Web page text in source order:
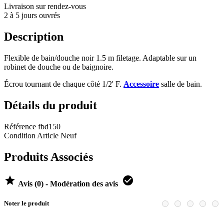
Livraison sur rendez-vous
2 à 5 jours ouvrés
Description
Flexible de bain/douche noir 1.5 m filetage. Adaptable sur un
robinet de douche ou de baignoire.
Écrou tournant de chaque côté 1/2' F. Accessoire salle de bain.
Détails du produit
Référence fbd150
Condition Article Neuf
Produits Associés
 Avis (0) - Modération des avis 
Noter le produit